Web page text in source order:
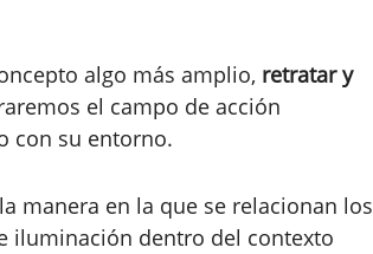
algo más amplio, retratar y
el campo de acción
con su entorno.
manera en la que se relacionan los
iluminación dentro del contexto